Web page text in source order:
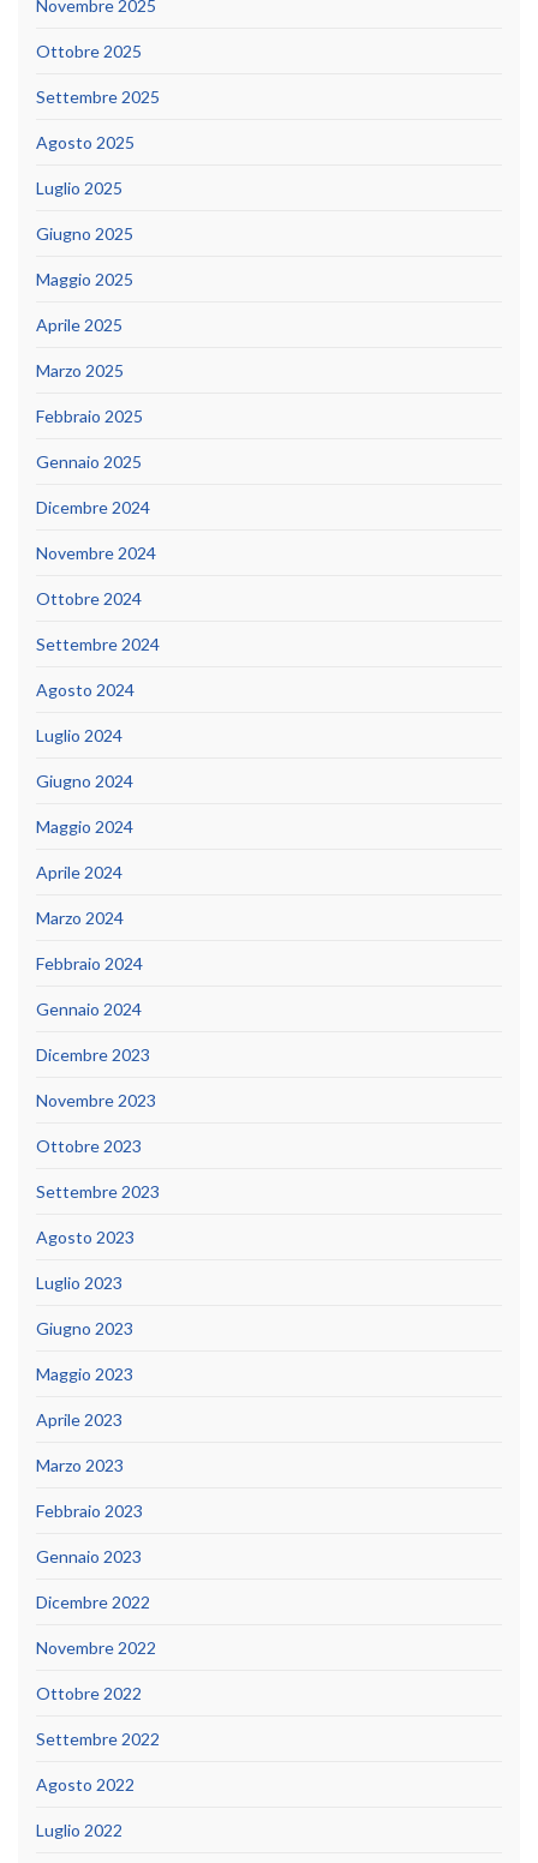
Novembre 2025
Ottobre 2025
Settembre 2025
Agosto 2025
Luglio 2025
Giugno 2025
Maggio 2025
Aprile 2025
Marzo 2025
Febbraio 2025
Gennaio 2025
Dicembre 2024
Novembre 2024
Ottobre 2024
Settembre 2024
Agosto 2024
Luglio 2024
Giugno 2024
Maggio 2024
Aprile 2024
Marzo 2024
Febbraio 2024
Gennaio 2024
Dicembre 2023
Novembre 2023
Ottobre 2023
Settembre 2023
Agosto 2023
Luglio 2023
Giugno 2023
Maggio 2023
Aprile 2023
Marzo 2023
Febbraio 2023
Gennaio 2023
Dicembre 2022
Novembre 2022
Ottobre 2022
Settembre 2022
Agosto 2022
Luglio 2022